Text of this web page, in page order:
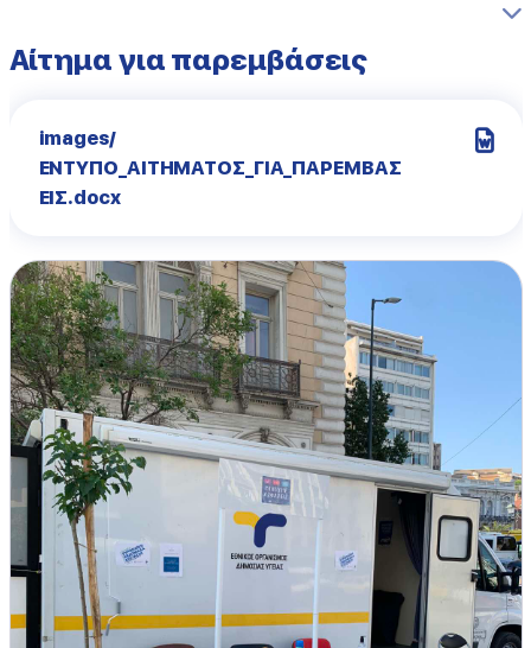
Αίτημα για παρεμβάσεις
images/
ΕΝΤΥΠΟ_ΑΙΤΗΜΑΤΟΣ_ΓΙΑ_ΠΑΡΕΜΒΑΣ
ΕΙΣ.docx